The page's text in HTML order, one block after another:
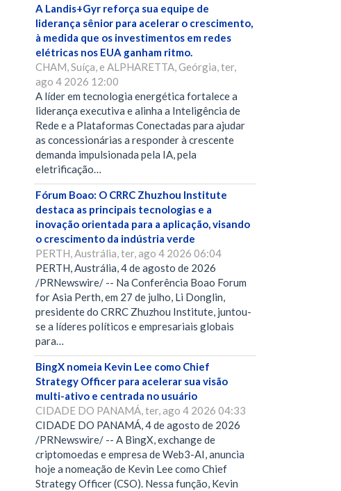
A Landis+Gyr reforça sua equipe de
liderança sênior para acelerar o crescimento,
à medida que os investimentos em redes
elétricas nos EUA ganham ritmo.
CHAM, Suíça, e ALPHARETTA, Geórgia, ter,
ago 4 2026 12:00
A líder em tecnologia energética fortalece a
liderança executiva e alinha a Inteligência de
Rede e a Plataformas Conectadas para ajudar
as concessionárias a responder à crescente
demanda impulsionada pela IA, pela
eletrificação…
Fórum Boao: O CRRC Zhuzhou Institute
destaca as principais tecnologias e a
inovação orientada para a aplicação, visando
o crescimento da indústria verde
PERTH, Austrália, ter, ago 4 2026 06:04
PERTH, Austrália, 4 de agosto de 2026
/PRNewswire/ -- Na Conferência Boao Forum
for Asia Perth, em 27 de julho, Li Donglin,
presidente do CRRC Zhuzhou Institute, juntou-
se a líderes políticos e empresariais globais
para…
BingX nomeia Kevin Lee como Chief
Strategy Officer para acelerar sua visão
multi-ativo e centrada no usuário
CIDADE DO PANAMÁ, ter, ago 4 2026 04:33
CIDADE DO PANAMÁ, 4 de agosto de 2026
/PRNewswire/ -- A BingX, exchange de
criptomoedas e empresa de Web3-AI, anuncia
hoje a nomeação de Kevin Lee como Chief
Strategy Officer (CSO). Nessa função, Kevin